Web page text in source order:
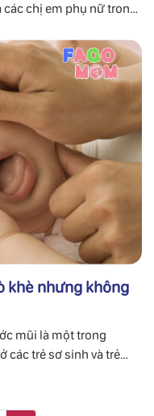
các chị em phụ nữ trong
khè nhưng không
mũi là một trong
các trẻ sơ sinh và trẻ